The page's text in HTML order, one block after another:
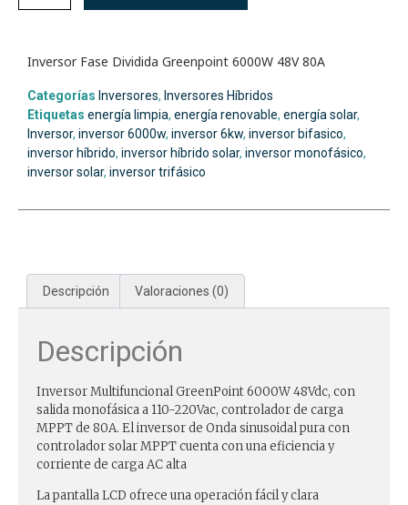
Inversor Fase Dividida Greenpoint 6000W 48V 80A
Categorías Inversores, Inversores Híbridos
Etiquetas energía limpia, energía renovable, energía solar,
Inversor, inversor 6000w, inversor 6kw, inversor bifasico,
inversor híbrido, inversor híbrido solar, inversor monofásico,
inversor solar, inversor trifásico
Descripción Valoraciones (0)
Descripción
Inversor Multifuncional GreenPoint 6000W 48Vdc, con
salida monofásica a 110-220Vac, controlador de carga
MPPT de 80A. El inversor de Onda sinusoidal pura con
controlador solar MPPT cuenta con una eficiencia y
corriente de carga AC alta
La pantalla LCD ofrece una operación fácil y clara